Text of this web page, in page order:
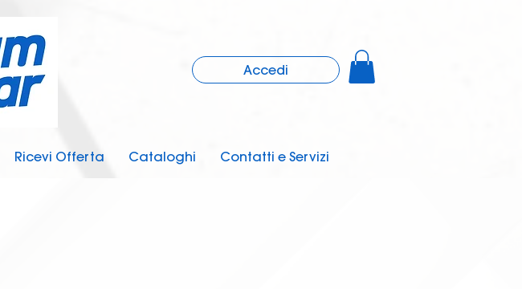
Accedi
Ricevi Offerta Cataloghi Contatti e Servizi